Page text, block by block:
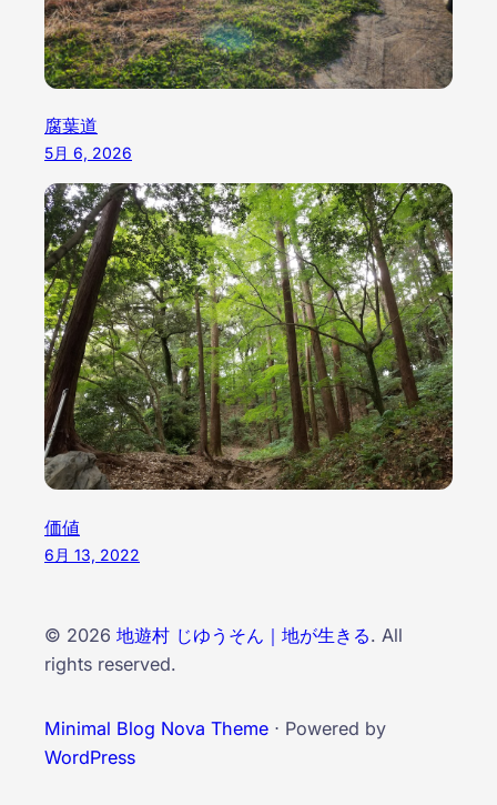
腐葉道
5月 6, 2026
価値
6月 13, 2022
© 2026 地遊村 じゆうそん｜地が生きる. All
rights reserved.
Minimal Blog Nova Theme ⋅ Powered by
WordPress